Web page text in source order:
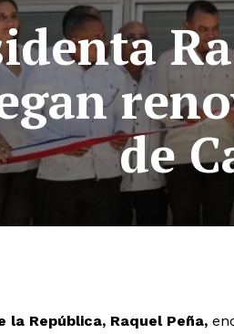
de
la República, Raquel Peña,